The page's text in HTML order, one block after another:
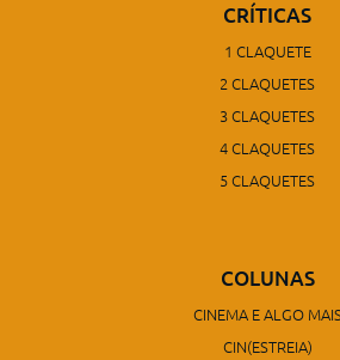
CRÍTICAS
1 CLAQUETE
2 CLAQUETES
3 CLAQUETES
4 CLAQUETES
5 CLAQUETES
COLUNAS
CINEMA E ALGO
CIN(ESTREIA)